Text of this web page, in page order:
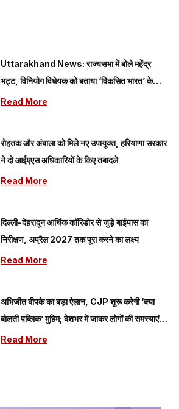
Uttarakhand News: राज्यसभा में बोले महेंद्र
भट्ट, विनियोग विधेयक को बताया ‘विकसित भारत’ के
संकल्प को मजबूत करने वाला कदम
Read More
रोहतक और अंबाला को मिले नए उपायुक्त, हरियाणा सरकार
ने दो आईएएस अधिकारियों के किए तबादले
Read More
दिल्ली-देहरादून आर्थिक कॉरिडोर से जुड़े बाईपास का
निरीक्षण, अप्रैल 2027 तक पूरा करने का लक्ष्य
Read More
अभिजीत दीपके का बड़ा ऐलान, CJP शुरू करेगी ‘क्या
बोलती पब्लिक’ मुहिम; देशभर में जाकर लोगों की समस्याएं
जानेगी पार्टी
Read More